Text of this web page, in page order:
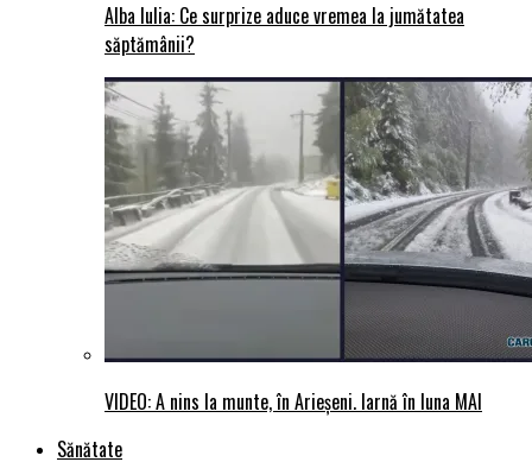
Alba Iulia: Ce surprize aduce vremea la jumătatea
săptămânii?
VIDEO: A nins la munte, în Arieșeni. Iarnă în luna MAI
Sănătate